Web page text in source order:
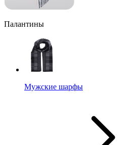
Палантины
Мужские шарфы